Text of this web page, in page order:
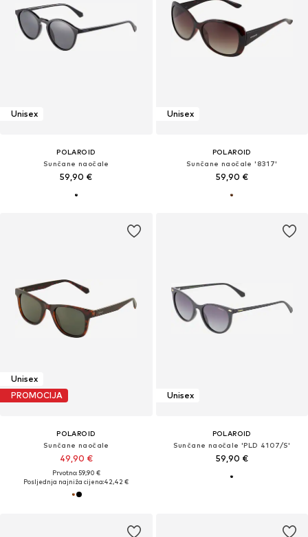
Unisex
POLAROID
Sunčane naočale
59,90 €
Unisex
POLAROID
Sunčane naočale '8317'
59,90 €
Unisex
PROMOCIJA
POLAROID
Sunčane naočale
49,90 €
Prvotno: 59,90 €
Posljednja najniža cijena:42,42 €
Unisex
POLAROID
Sunčane naočale 'PLD 4107/S'
59,90 €